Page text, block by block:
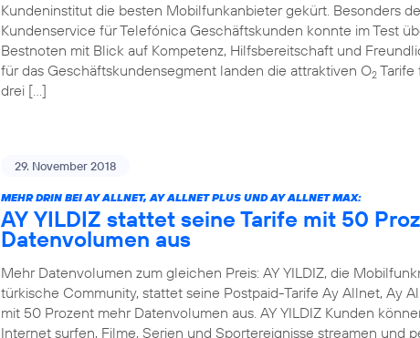
Kundeninstitut die besten Mobilfunkanbieter gekürt. Besonders
Kundenservice für Telefónica Geschäftskunden konnte im Test
Bestnoten mit Blick auf Kompetenz, Hilfsbereitschaft und
für das Geschäftskundensegment landen die attraktiven O2 Tarife
drei […]
29. November 2018
MEHR DRIN BEI AY ALLNET, AY ALLNET PLUS UND AY ALLNET MAX:
AY YILDIZ stattet seine Tarife mit 50
Datenvolumen aus
Mehr Datenvolumen zum gleichen Preis: AY YILDIZ, die
türkische Community, stattet seine Postpaid-Tarife Ay Allnet, Ay
mit 50 Prozent mehr Datenvolumen aus. AY YILDIZ Kunden
Internet surfen, Filme, Serien und Sportereignisse streamen und